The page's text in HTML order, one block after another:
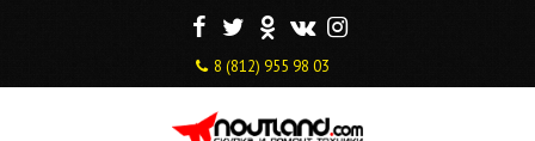
F T O V I
8 (812) 955 98 03